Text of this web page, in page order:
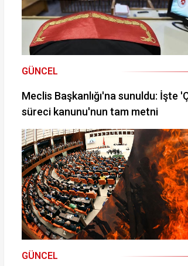
GÜNCEL
Meclis Başkanlığı'na sunuldu: İşte
süreci kanunu'nun tam metni
GÜNCEL